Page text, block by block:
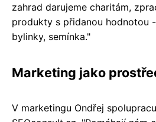
zahrad darujeme charitám,
produkty s přidanou hodnotou
bylinky, semínka."
Marketing jako
V marketingu Ondřej